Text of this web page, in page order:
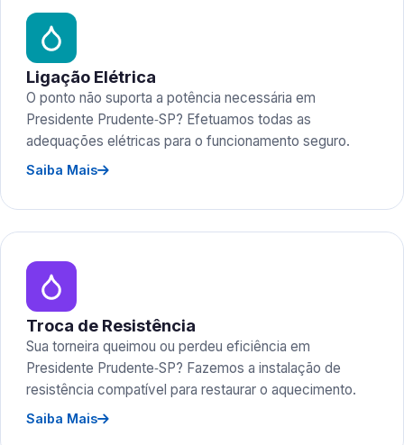
Ligação Elétrica
O ponto não suporta a potência necessária em
Presidente Prudente‑SP? Efetuamos todas as
adequações elétricas para o funcionamento seguro.
Saiba Mais
Troca de Resistência
Sua torneira queimou ou perdeu eficiência em
Presidente Prudente‑SP? Fazemos a instalação de
resistência compatível para restaurar o aquecimento.
Saiba Mais